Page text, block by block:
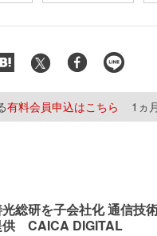
有料会員申込はこちら 1ヵ
総研を子会社化 通信技
供 CAICA DIGITAL